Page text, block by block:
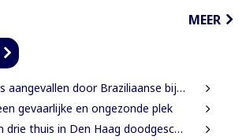
MEER
door Braziliaanse bijen tijdens leguanenjacht
gevaarlijke en ongezonde plek
Haag doodgeschoten; verdachte ex-partner opgepakt na vluchten